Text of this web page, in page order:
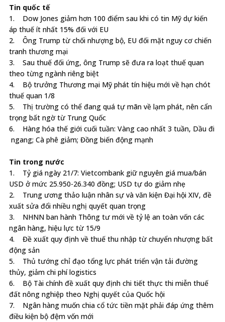
Tin quốc tế
1. Dow Jones giảm hơn 100 điểm sau khi có tin Mỹ dự kiến
áp thuế ít nhất 15% đối với EU
2. Ông Trump từ chối nhượng bộ, EU đối mặt nguy cơ chiến
tranh thương mại
3. Sau thuế đối ứng, ông Trump sẽ đưa ra loạt thuế quan
theo từng ngành riêng biệt
4. Bộ trưởng Thương mại Mỹ phát tín hiệu mới về hạn chót
thuế quan 1/8
5. Thị trường có thể đang quá tự mãn về lạm phát, nên cẩn
trọng bất ngờ từ Trung Quốc
6. Hàng hóa thế giới cuối tuần: Vàng cao nhất 3 tuần, Dầu đi
ngang; Cà phê giảm; Đồng biến động mạnh
Tin trong nước
1. Tỷ giá ngày 21/7: Vietcombank giữ nguyên giá mua/bán
USD ở mức 25.950-26.340 đồng; USD tự do giảm nhẹ
2. Trung ương thảo luận nhân sự và văn kiện Đại hội XIV, đề
xuất sửa đổi nhiều nghị quyết quan trọng
3. NHNN ban hành Thông tư mới về tỷ lệ an toàn vốn các
ngân hàng, hiệu lực từ 15/9
4. Đề xuất quy định về thuế thu nhập từ chuyển nhượng bất
động sản
5. Thủ tướng chỉ đạo tổng lực phát triển vận tải đường
thủy, giảm chi phí logistics
6. Bộ Tài chính đề xuất quy định chi tiết thực thi miễn thuế
đất nông nghiệp theo Nghị quyết của Quốc hội
7. Ngân hàng muốn chia cổ tức tiền mặt phải đáp ứng thêm
điều kiện bộ đệm vốn mới